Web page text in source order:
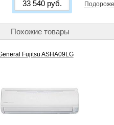
Подороже
Похожие товары
Fujitsu ASHA09LG